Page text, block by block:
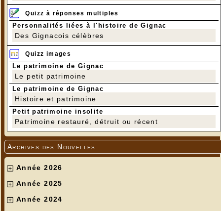
Quizz à réponses multiples
Personnalités liées à l'histoire de Gignac
Des Gignacois célèbres
Quizz images
Le patrimoine de Gignac
Le petit patrimoine
Le patrimoine de Gignac
Histoire et patrimoine
Petit patrimoine insolite
Patrimoine restauré, détruit ou récent
Archives des Nouvelles
Année 2026
Année 2025
Année 2024